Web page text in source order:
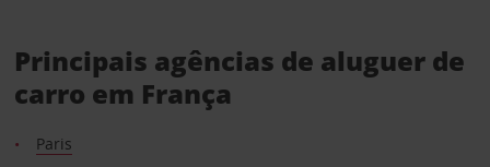
Principais agências de aluguer de
carro em França
Paris